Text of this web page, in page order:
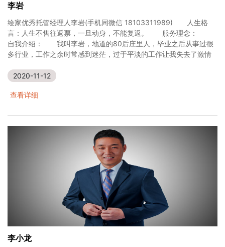
李岩
绘家优秀托管经理人李岩(手机同微信 18103311989) 人生格
言：人生不售往返票，一旦动身，不能复返。 服务理念：
自我介绍： 我叫李岩，地道的80后庄里人，毕业之后从事过很
多行业，工作之余时常感到迷茫，过于平淡的工作让我失去了激情
2020-11-12
查看详细
李小龙